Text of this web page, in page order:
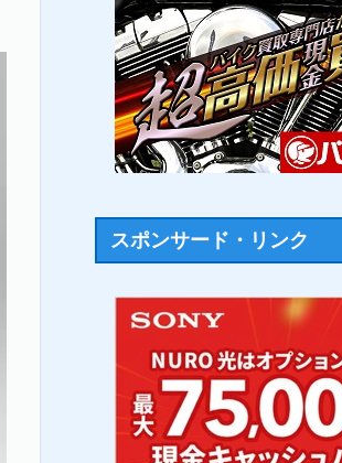
スポンサード・リンク